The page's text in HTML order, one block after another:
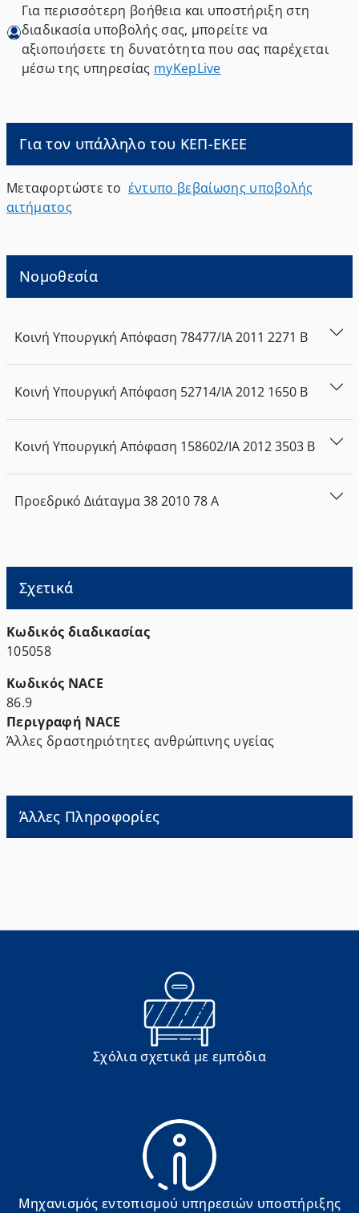
Για περισσότερη βοήθεια και υποστήριξη στη
διαδικασία υποβολής σας, μπορείτε να
αξιοποιήσετε τη δυνατότητα που σας παρέχεται
μέσω της υπηρεσίας myKepLive
Για τον υπάλληλο του ΚΕΠ-ΕΚΕΕ
Μεταφορτώστε το έντυπο βεβαίωσης υποβολής
αιτήματος
Νομοθεσία
Κοινή Υπουργική Απόφαση 78477/ΙΑ2011 2271 Β
Κοινή Υπουργική Απόφαση 52714/ΙΑ2012 1650 Β
Κοινή Υπουργική Απόφαση 158602/ΙΑ20123503 Β
Προεδρικό Διάταγμα38201078Α
Σχετικά
Κωδικός διαδικασίας
105058
Κωδικός NACE
86.9
Περιγραφή NACE
Άλλες δραστηριότητες ανθρώπινης υγείας
Άλλες Πληροφορίες
Σχόλια σχετικά με εμπόδια
Μηχανισμός εντοπισμού υπηρεσιών υποστήριξης